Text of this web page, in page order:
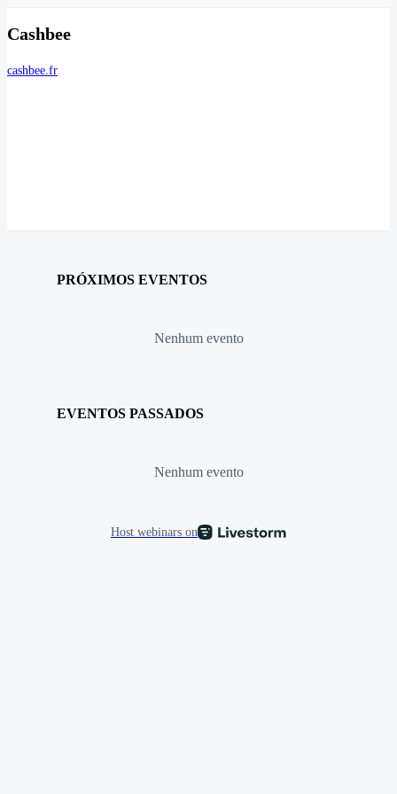
Cashbee
cashbee.fr
PRÓXIMOS EVENTOS
Nenhum evento
EVENTOS PASSADOS
Nenhum evento
Host webinars on